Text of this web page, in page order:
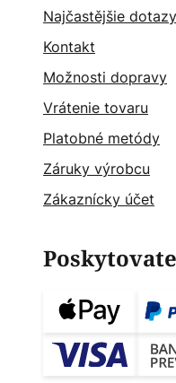
Najčastějšie dotazy
Kontakt
Možnosti dopravy
Vrátenie tovaru
Platobné metódy
Záruky výrobcu
Zákaznícky účet